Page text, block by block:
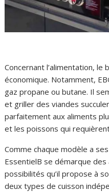
Concernant l’alimentation, le
économique. Notamment,
gaz propane ou butane. Il
et griller des viandes
parfaitement aux aliments
et les poissons qui
Comme chaque modèle a
EssentielB se démarque
possibilités qu’il propose à
deux types de cuisson